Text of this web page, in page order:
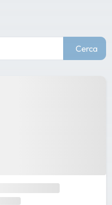
Cerca